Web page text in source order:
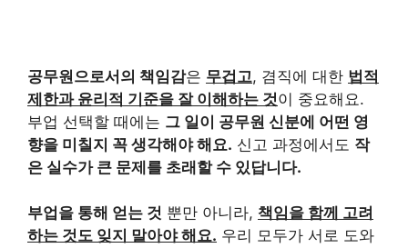
공무원으로서의 책임감은 무겁고, 겸직에 대한 법적
제한과 윤리적 기준을 잘 이해하는 것이 중요해요.
부업 선택할 때에는 그 일이 공무원 신분에 어떤 영
향을 미칠지 꼭 생각해야 해요. 신고 과정에서도 작
은 실수가 큰 문제를 초래할 수 있답니다.
부업을 통해 얻는 것 뿐만 아니라, 책임을 함께 고려
하는 것도 잊지 말아야 해요. 우리 모두가 서로 도와